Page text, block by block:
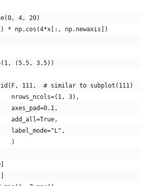
4, 20)
* np.cos(4*x[:, np.newaxis])
(5.5, 3.5))
111,  # similar to subplot(111)
nrows_ncols=(1, 3),
axes_pad=0.1,
add_all=True,
label_mode="L",
)